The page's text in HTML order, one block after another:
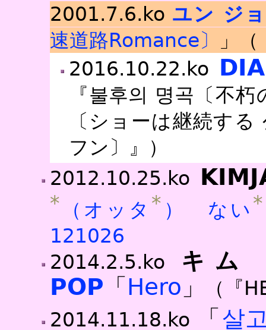
2001.7.6.ko ユン ジ
速道路Romance〕
」
2016.10.22.ko DIA
『불후의 명곡〔不
〔ショーは継続す
フン〕』）
2012.10.25.ko
* （オッタ * ） ない*
121026
2014.2.5.ko キム
POP 「 Hero 」
（『
2014.11.18.ko
「 살